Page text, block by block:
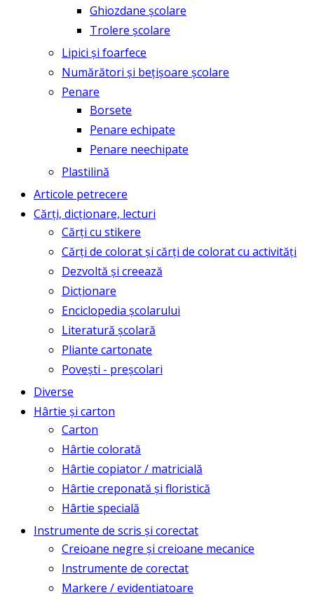
Ghiozdane școlare
Trolere școlare
Lipici și foarfece
Numărători și bețișoare școlare
Penare
Borsete
Penare echipate
Penare neechipate
Plastilină
Articole petrecere
Cărți, dicționare, lecturi
Cărți cu stikere
Cărți de colorat și cărți de colorat cu activități
Dezvoltă și creează
Dicționare
Enciclopedia școlarului
Literatură școlară
Pliante cartonate
Povești - preșcolari
Diverse
Hârtie și carton
Carton
Hârtie colorată
Hârtie copiator / matricială
Hârtie creponată și floristică
Hârtie specială
Instrumente de scris și corectat
Creioane negre și creioane mecanice
Instrumente de corectat
Markere / evidentiatoare